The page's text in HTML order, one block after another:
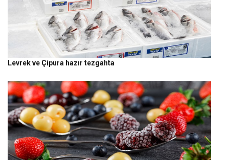
Levrek ve Çipura hazır tezgahta